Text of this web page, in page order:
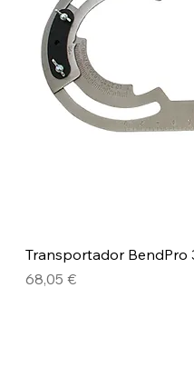
Transportador BendPro
Precio
68,05 €